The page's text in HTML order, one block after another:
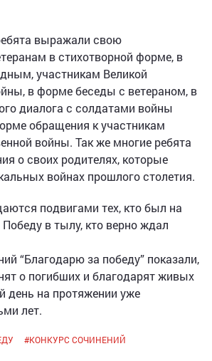
выражали свою
в стихотворной форме, в
участникам Великой
в форме беседы с ветераном, в
диалога с солдатами войны
обращения к участникам
войны. Так же многие ребята
о своих родителях, которые
войнах прошлого столетия.
подвигами тех, кто был на
в тылу, кто верно ждал
“Благодарю за победу” показали,
о погибших и благодарят живых
день на протяжении уже
лет.
#КОНКУРС СОЧИНЕНИЙ